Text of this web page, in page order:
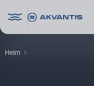
Heim